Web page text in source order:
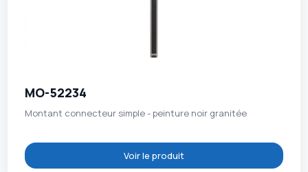
MO-52234
Montant connecteur simple - peinture noir granitée
Voir le produit